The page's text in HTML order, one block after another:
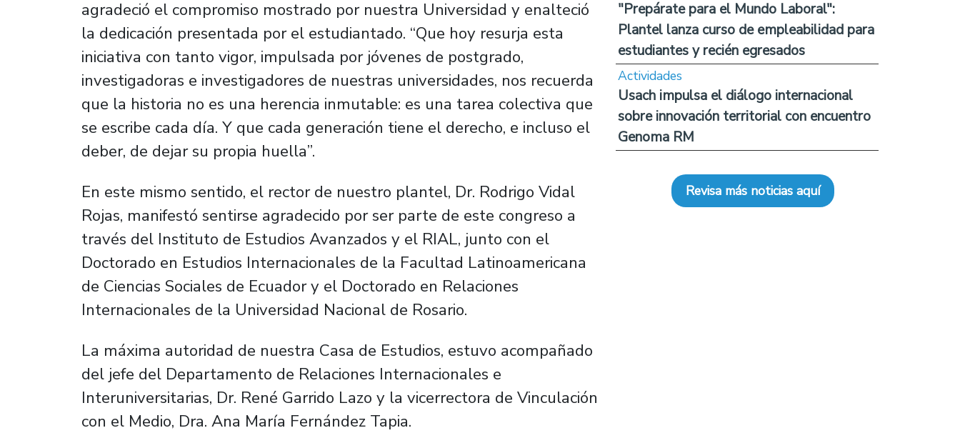
agradeció el compromiso mostrado por nuestra Universidad y enalteció
la dedicación presentada por el estudiantado. “Que hoy resurja esta
iniciativa con tanto vigor, impulsada por jóvenes de postgrado,
investigadoras e investigadores de nuestras universidades, nos recuerda
que la historia no es una herencia inmutable: es una tarea colectiva que
se escribe cada día. Y que cada generación tiene el derecho, e incluso el
deber, de dejar su propia huella”.
En este mismo sentido, el rector de nuestro plantel, Dr. Rodrigo Vidal
Rojas, manifestó sentirse agradecido por ser parte de este congreso a
través del Instituto de Estudios Avanzados y el RIAL, junto con el
Doctorado en Estudios Internacionales de la Facultad Latinoamericana
de Ciencias Sociales de Ecuador y el Doctorado en Relaciones
Internacionales de la Universidad Nacional de Rosario.
La máxima autoridad de nuestra Casa de Estudios, estuvo acompañado
del jefe del Departamento de Relaciones Internacionales e
Interuniversitarias, Dr. René Garrido Lazo y la vicerrectora de Vinculación
con el Medio, Dra. Ana María Fernández Tapia.
"Prepárate para el Mundo Laboral":
Plantel lanza curso de empleabilidad para
estudiantes y recién egresados
Actividades
Usach impulsa el diálogo internacional
sobre innovación territorial con encuentro
Genoma RM
Revisa más noticias aquí